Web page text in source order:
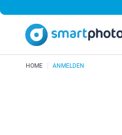
HOME ANMELDEN